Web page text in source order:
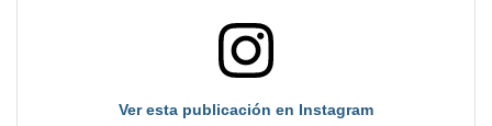
Ver esta publicación en Instagram